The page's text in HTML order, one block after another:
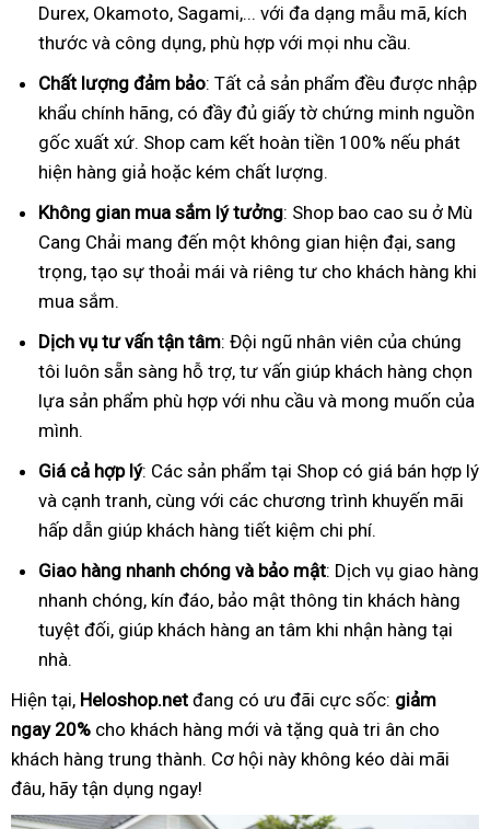
Durex, Okamoto, Sagami,... với đa dạng mẫu mã, kích
thước và công dụng, phù hợp với mọi nhu cầu.
Chất lượng đảm bảo: Tất cả sản phẩm đều được nhập
khẩu chính hãng, có đầy đủ giấy tờ chứng minh nguồn
gốc xuất xứ. Shop cam kết hoàn tiền 100% nếu phát
hiện hàng giả hoặc kém chất lượng.
Không gian mua sắm lý tưởng: Shop bao cao su ở Mù
Cang Chải mang đến một không gian hiện đại, sang
trọng, tạo sự thoải mái và riêng tư cho khách hàng khi
mua sắm.
Dịch vụ tư vấn tận tâm: Đội ngũ nhân viên của chúng
tôi luôn sẵn sàng hỗ trợ, tư vấn giúp khách hàng chọn
lựa sản phẩm phù hợp với nhu cầu và mong muốn của
mình.
Giá cả hợp lý: Các sản phẩm tại Shop có giá bán hợp lý
và cạnh tranh, cùng với các chương trình khuyến mãi
hấp dẫn giúp khách hàng tiết kiệm chi phí.
Giao hàng nhanh chóng và bảo mật: Dịch vụ giao hàng
nhanh chóng, kín đáo, bảo mật thông tin khách hàng
tuyệt đối, giúp khách hàng an tâm khi nhận hàng tại
nhà.
Hiện tại, Heloshop.net đang có ưu đãi cực sốc: giảm
ngay 20% cho khách hàng mới và tặng quà tri ân cho
khách hàng trung thành. Cơ hội này không kéo dài mãi
đâu, hãy tận dụng ngay!